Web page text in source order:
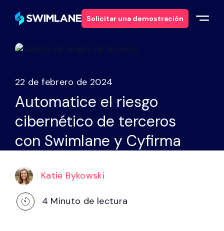
Solicitar una demostración
Productos
Servicios
Recursos
Acerca de
22 de febrero de 2024
Automatice el riesgo
cibernético de terceros
con Swimlane y Cyfirma
Katie Bykowski
4 Minuto de lectura